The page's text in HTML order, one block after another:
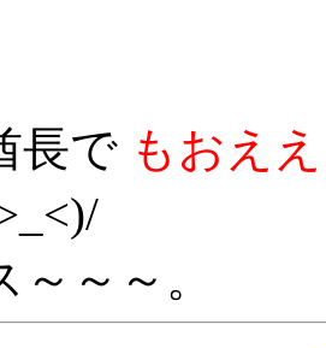
長で もおええ
～～。